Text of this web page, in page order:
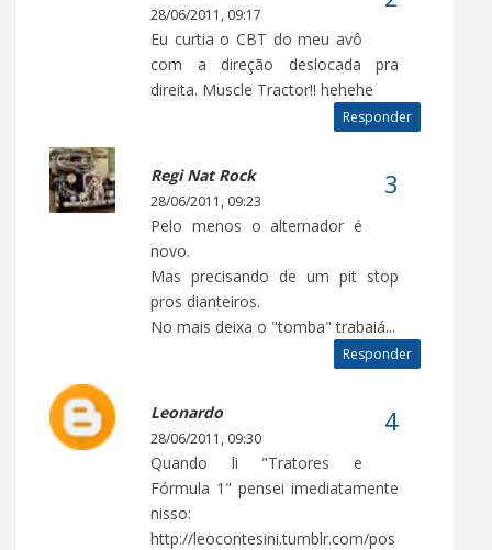
28/06/2011, 09:17
Eu curtia o CBT do meu avô
com a direção deslocada pra
direita. Muscle Tractor!! hehehe
Responder
Regi Nat Rock
28/06/2011, 09:23
Pelo menos o alternador é
novo.
Mas precisando de um pit stop
pros dianteiros.
No mais deixa o "tomba" trabaiá...
Responder
Leonardo
28/06/2011, 09:30
Quando li "Tratores e
Fórmula 1" pensei imediatamente
nisso:
http://leocontesini.tumblr.com/pos